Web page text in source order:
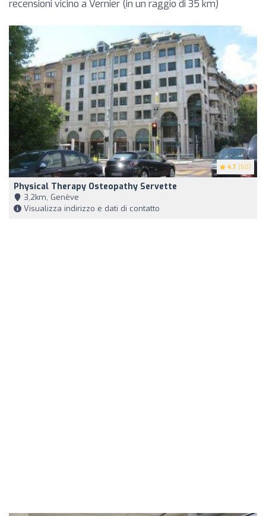
recensioni vicino a Vernier (in un raggio di 35 km)
4.7 (50)
Physical Therapy Osteopathy Servette
3,2km, Genève
Visualizza indirizzo e dati di contatto